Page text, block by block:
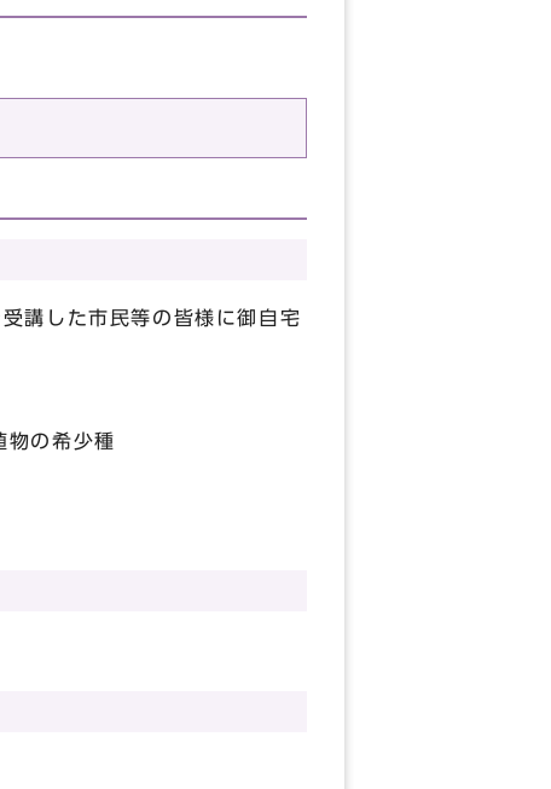
講した市民等の皆様に御自宅
物の希少種